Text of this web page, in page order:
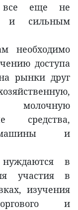
все еще не
и сильным
необходимо
доступа
рынки друг
молочную
средства,
машины и
в
участия в
изучения
и